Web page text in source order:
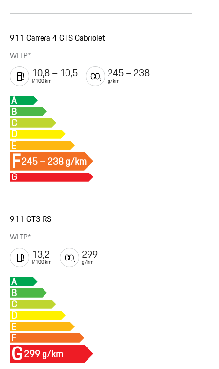
911 Carrera 4 GTS Cabriolet
WLTP*
10,8 – 10,5
l/100 km
245 – 238
g/km
A
B
C
D
E
F245 – 238 g/km
G
911 GT3 RS
WLTP*
13,2
l/100 km
299
g/km
A
B
C
D
E
F
G299 g/km